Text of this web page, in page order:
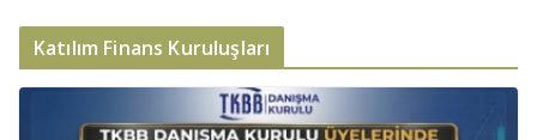
Katılım Finans Kuruluşları